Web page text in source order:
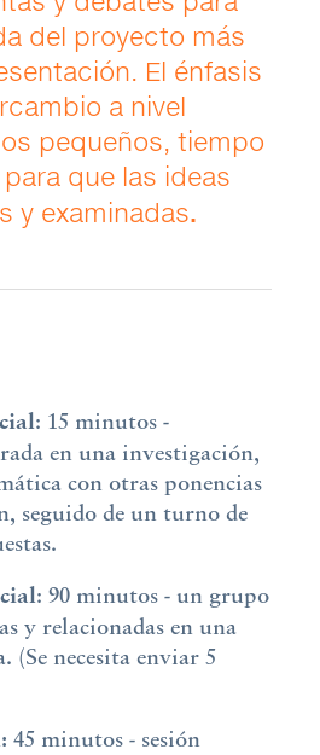
del proyecto más
El énfasis
a nivel
pequeños, tiempo
que las ideas
y examinadas.
: 15 minutos -
en una investigación,
con otras ponencias
seguido de un turno de
: 90 minutos - un grupo
y relacionadas en una
(Se necesita enviar 5
45 minutos - sesión